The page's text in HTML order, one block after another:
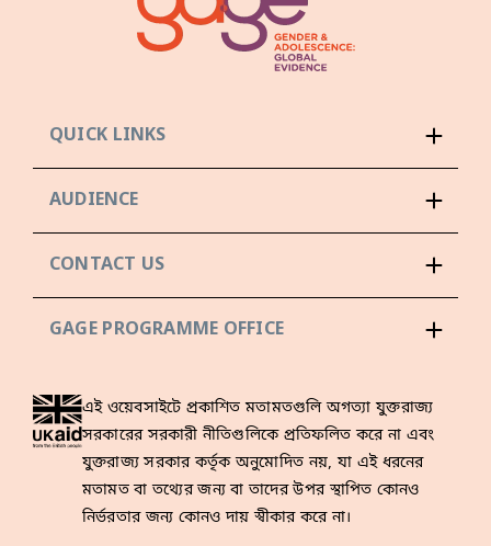
QUICK LINKS
AUDIENCE
CONTACT US
GAGE PROGRAMME OFFICE
এই ওয়েবসাইটে প্রকাশিত মতামতগুলি অগত্যা যুক্তরাজ্য
সরকারের সরকারী নীতিগুলিকে প্রতিফলিত করে না এবং
যুক্তরাজ্য সরকার কর্তৃক অনুমোদিত নয়, যা এই ধরনের
মতামত বা তথ্যের জন্য বা তাদের উপর স্থাপিত কোনও
নির্ভরতার জন্য কোনও দায় স্বীকার করে না।